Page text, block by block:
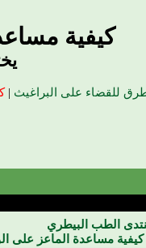
كيفية
للقضاء على البراغيث |
الطب البيطري
كيفية مساعدة الماعز على